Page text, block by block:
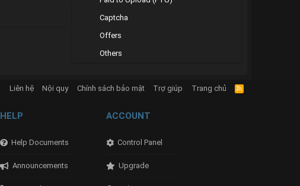
Captcha
Offers
Others
Liên hệ Nội quy Chính sách bảo mật Trợ giúp Trang chủ
R
S
HELP
Help Documents
Announcements
ACCOUNT
Control Panel
Upgrade